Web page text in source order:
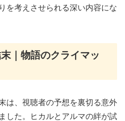
を考えさせられる深い内容にな
｜物語のクライマッ
は、視聴者の予想を裏切る意外
した。ヒカルとアルマの絆が試